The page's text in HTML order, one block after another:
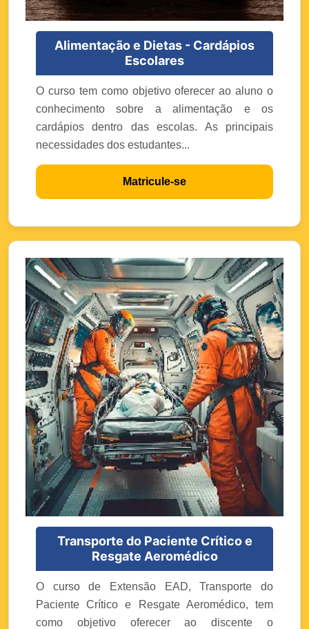
Alimentação e Dietas - Cardápios
Escolares
O curso tem como objetivo oferecer ao aluno o
conhecimento sobre a alimentação e os
cardápios dentro das escolas. As principais
necessidades dos estudantes...
Matricule-se
Transporte do Paciente Crítico e
Resgate Aeromédico
O curso de Extensão EAD, Transporte do
Paciente Crítico e Resgate Aeromédico, tem
como objetivo oferecer ao discente o